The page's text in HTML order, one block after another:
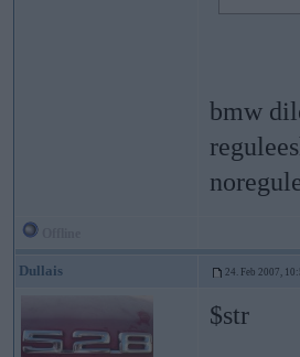
bmw
Dullais 24. Feb 2007,
$str